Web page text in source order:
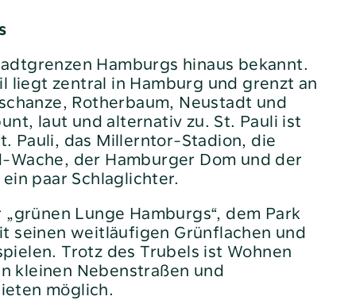
Hamburgs hinaus bekannt.
liegt zentral in Hamburg und grenzt an
Rotherbaum, Neustadt und
laut und alternativ zu. St. Pauli ist
Pauli, das Millerntor-Stadion, die
Wache, der Hamburger Dom und der
paar Schlaglichter.
Lunge Hamburgs“, dem Park
seinen weitläufigen Grünflachen und
Trotz des Trubels ist Wohnen
kleinen Nebenstraßen und
möglich.